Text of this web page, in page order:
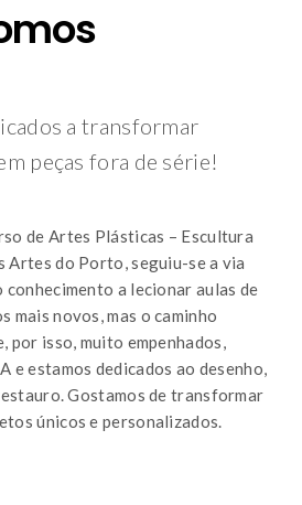
a transformar
peças fora de série!
de Artes Plásticas – Escultura
Artes do Porto, seguiu-se a via
a lecionar aulas de
mais novos, mas o caminho
por isso, muito empenhados,
e estamos dedicados ao desenho,
Gostamos de transformar
únicos e personalizados.